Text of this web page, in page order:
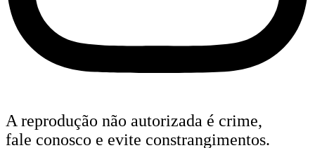
A reprodução não autorizada é crime,
fale conosco e evite constrangimentos.